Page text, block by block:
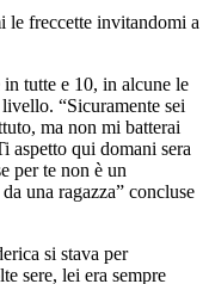
le freccette invitandomi a
tutte e 10, in alcune le
“Sicuramente sei
ma non mi batterai
aspetto qui domani sera
per te non è un
una ragazza” concluse
si stava per
sere, lei era sempre